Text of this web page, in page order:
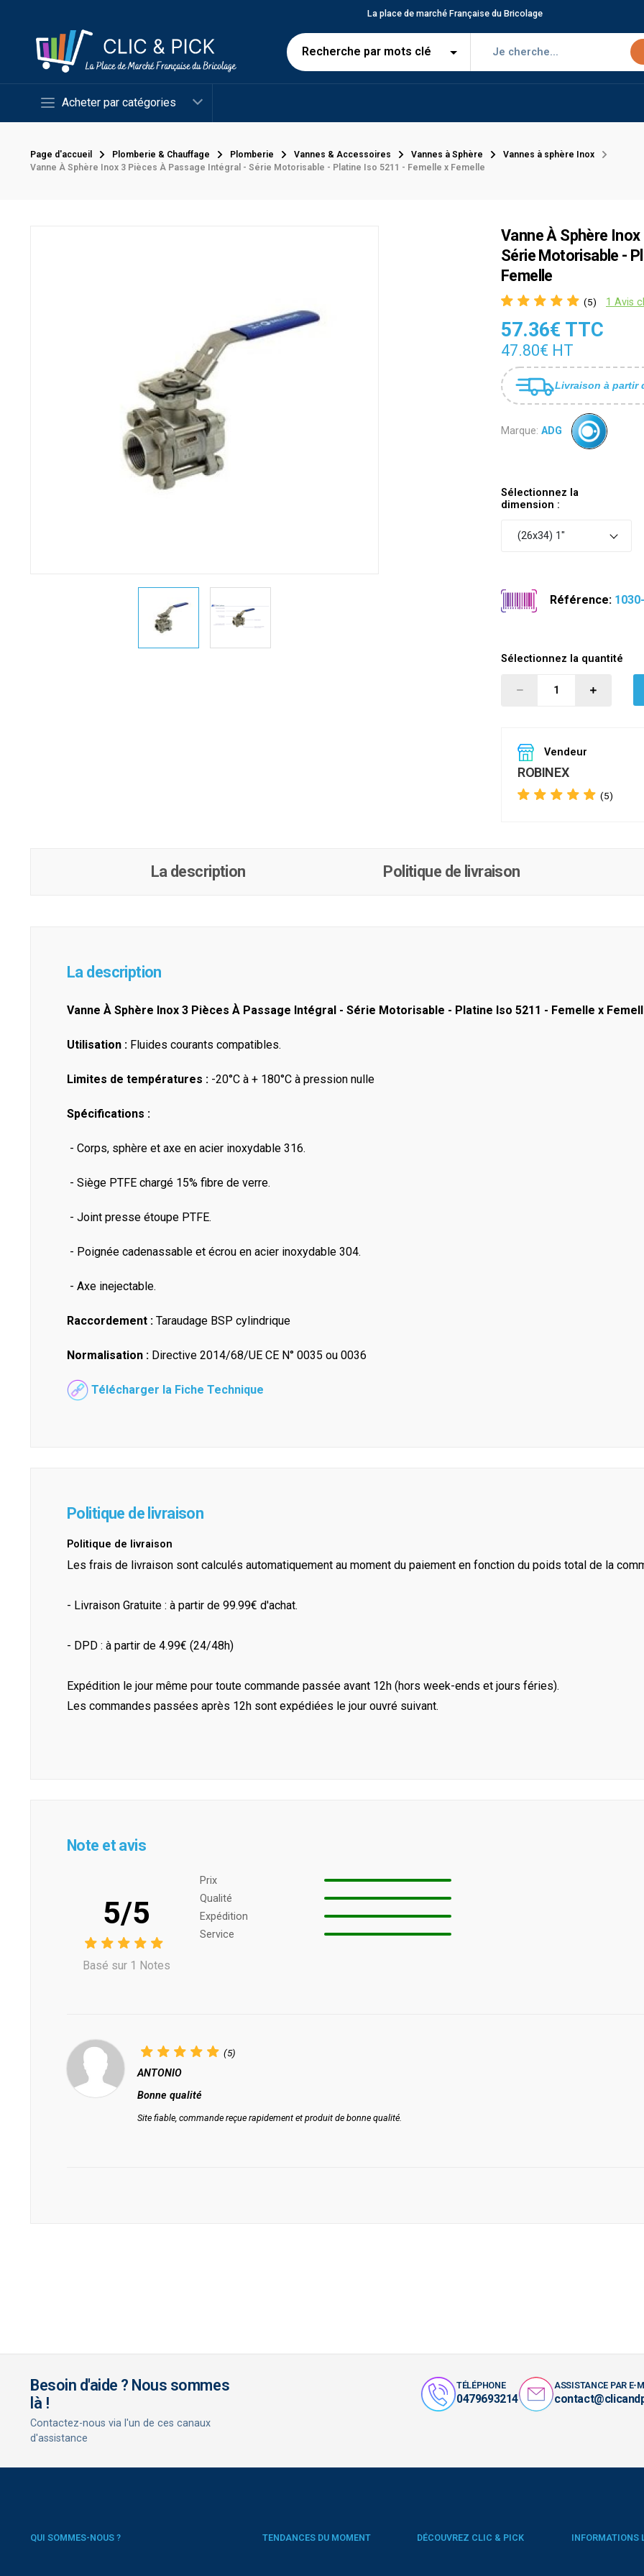
La place de marché Française du Bricolage
Acheter par catégories
Page d'accueil Plomberie & Chauffage Plomberie Vannes & Accessoires Vannes à Sphère
Vannes à sphère Inox
Vanne À Sphère Inox 3 Pièces À Passage Intégral - Série Motorisable - Platine Iso 5211 - Femelle x Femelle
Vanne À Sphère
Série Motorisable -
Femelle
(5) 1 Avis
57.36€ TTC
47.80€ HT
Livraison à partir
Marque: ADG
Sélectionnez la
dimension :
(26x34) 1"
Référence:
Sélectionnez la quantité
Vendeur
ROBINEX
(5)
La description Politique de livraison
La description
Vanne À Sphère Inox 3 Pièces À Passage Intégral - Série Motorisable - Platine Iso 5211 - Femelle x
Utilisation : Fluides courants compatibles.
Limites de températures : -20°C à + 180°C à pression nulle
Spécifications :
- Corps, sphère et axe en acier inoxydable 316.
- Siège PTFE chargé 15% fibre de verre.
- Joint presse étoupe PTFE.
- Poignée cadenassable et écrou en acier inoxydable 304.
- Axe inejectable.
Raccordement : Taraudage BSP cylindrique
Normalisation : Directive 2014/68/UE CE N° 0035 ou 0036
Télécharger la Fiche Technique
Politique de livraison
Politique de livraison
Les frais de livraison sont calculés automatiquement au moment du paiement en fonction du poids total de la
- Livraison Gratuite : à partir de 99.99€ d'achat.
- DPD : à partir de 4.99€ (24/48h)
Expédition le jour même pour toute commande passée avant 12h (hors week-ends et jours féries).
Les commandes passées après 12h sont expédiées le jour ouvré suivant.
Note et avis
5/5
Basé sur 1 Notes
Prix ​​
Qualité
Expédition
Service
(5)
ANTONIO
Bonne qualité
Site fiable, commande reçue rapidement et produit de bonne qualité.
Besoin d'aide ? Nous sommes
là !
Contactez-nous via l'un de ces canaux
d'assistance
TÉLÉPHONE
0479693214
ASSISTANCE PAR E-
QUI SOMMES-NOUS ? TENDANCES DU MOMENT DÉCOUVREZ CLIC & PICK INFORMATIONS